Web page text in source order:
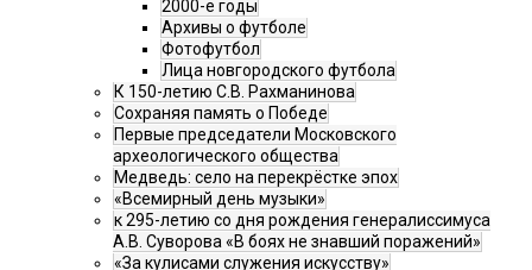
2000-е годы
Архивы о футболе
Фотофутбол
Лица новгородского футбола
К 150-летию С.В. Рахманинова
Сохраняя память о Победе
Первые председатели Московского
археологического общества
Медведь: село на перекрёстке эпох
«Всемирный день музыки»
к 295-летию со дня рождения генералиссимуса
А.В. Суворова «В боях не знавший поражений»
«За кулисами служения искусству»